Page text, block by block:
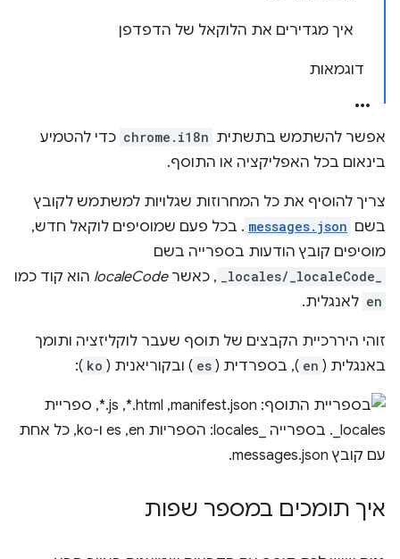
איך מגדירים את הלוקאל של הדפדפן
דוגמאות
אפשר להשתמש בתשתית chrome.i18n כדי להטמיע
בינאום בכל האפליקציה או התוסף.
צריך להוסיף את כל המחרוזות שגלויות למשתמש לקובץ
בשם messages.json . בכל פעם שמוסיפים לוקאל חדש,
מוסיפים קובץ הודעות בספרייה בשם
_locales/_localeCode_ , כאשרlocaleCode הוא קוד כמו
en לאנגלית.
זוהי היררכיית הקבצים של תוסף שעבר לוקליזציה ותומך
באנגלית ( en ), בספרדית ( es ) ובקוריאנית ( ko
):
איך תומכים במספר שפות